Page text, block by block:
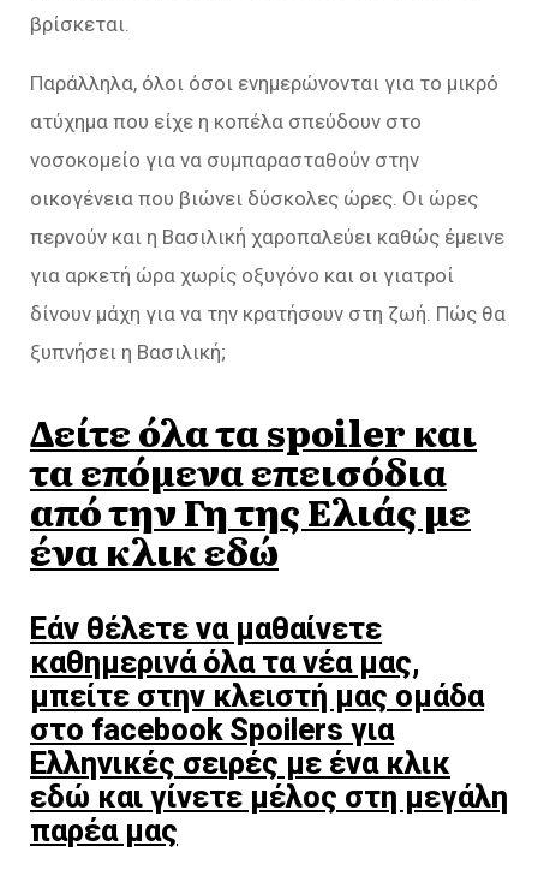
βρίσκεται.
Παράλληλα, όλοι όσοι ενημερώνονται για το μικρό
ατύχημα που είχε η κοπέλα σπεύδουν στο
νοσοκομείο για να συμπαρασταθούν στην
οικογένεια που βιώνει δύσκολες ώρες. Οι ώρες
περνούν και η Βασιλική χαροπαλεύει καθώς έμεινε
για αρκετή ώρα χωρίς οξυγόνο και οι γιατροί
δίνουν μάχη για να την κρατήσουν στη ζωή. Πώς θα
ξυπνήσει η Βασιλική;
Δείτε όλα τα spoiler και
τα επόμενα επεισόδια
από την Γη της Ελιάς με
ένα κλικ εδώ
Εάν θέλετε να μαθαίνετε
καθημερινά όλα τα νέα μας,
μπείτε στην κλειστή μας ομάδα
στο facebook Spoilers για
Ελληνικές σειρές με ένα κλικ
εδώ και γίνετε μέλος στη μεγάλη
παρέα μας